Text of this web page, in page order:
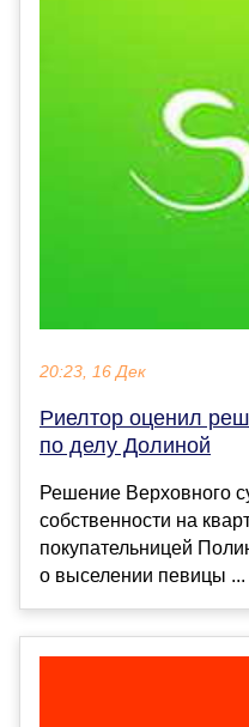
20:23, 16 Дек
Риелтор оценил
по делу Долиной
Решение Верховного
собственности на
покупательницей
о выселении певицы ...